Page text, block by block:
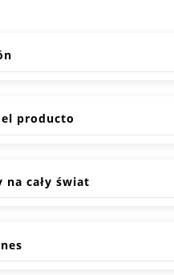
producto
na cały świat